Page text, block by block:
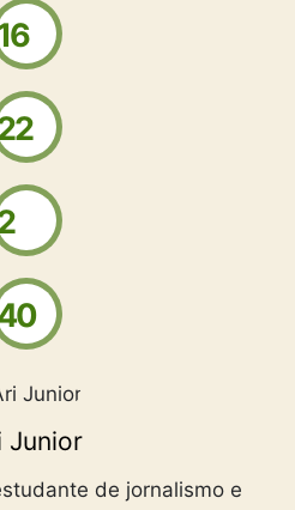
Junior
de jornalismo e